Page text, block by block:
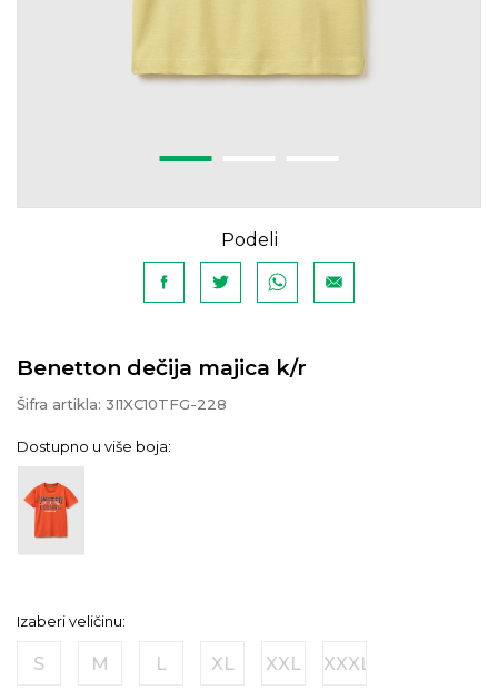
Podeli
Benetton dečija majica k/r
Šifra artikla: 3I1XC10TFG-228
Dostupno u više boja:
Izaberi veličinu:
S M L XL XXL XXXL